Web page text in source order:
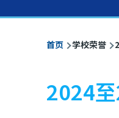
面
包
屑
首页 学校荣誉
2024